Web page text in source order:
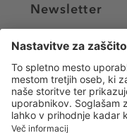
Newsletter
trendih in ponudbah!